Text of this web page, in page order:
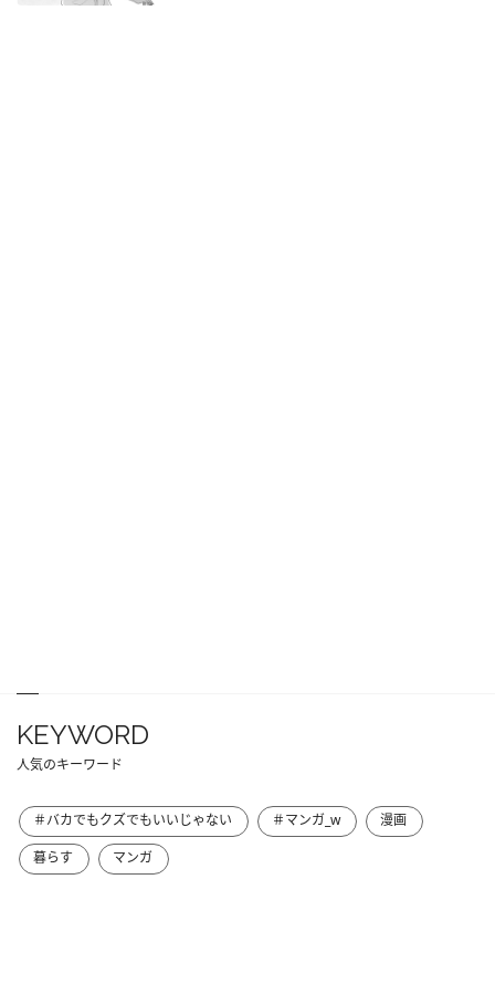
KEYWORD
人気のキーワード
＃バカでもクズでもいいじゃない ＃マンガ_w
漫画
暮らす
マンガ